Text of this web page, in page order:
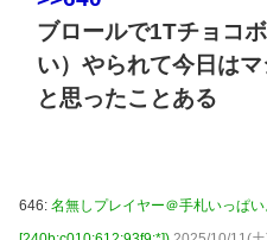
ブロールで1Tチョコ
い）やられて今日は
と思ったことある
646: 名無しプレイヤー＠手札いっぱ